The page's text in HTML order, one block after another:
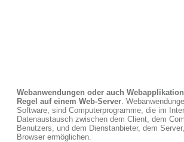
Webanwendungen oder auch
Regel auf einem Web-Server.
Software, sind Computerprogramme, die im
Datenaustausch zwischen dem Client, dem
Benutzers, und dem Dienstanbieter, dem
Browser ermöglichen.